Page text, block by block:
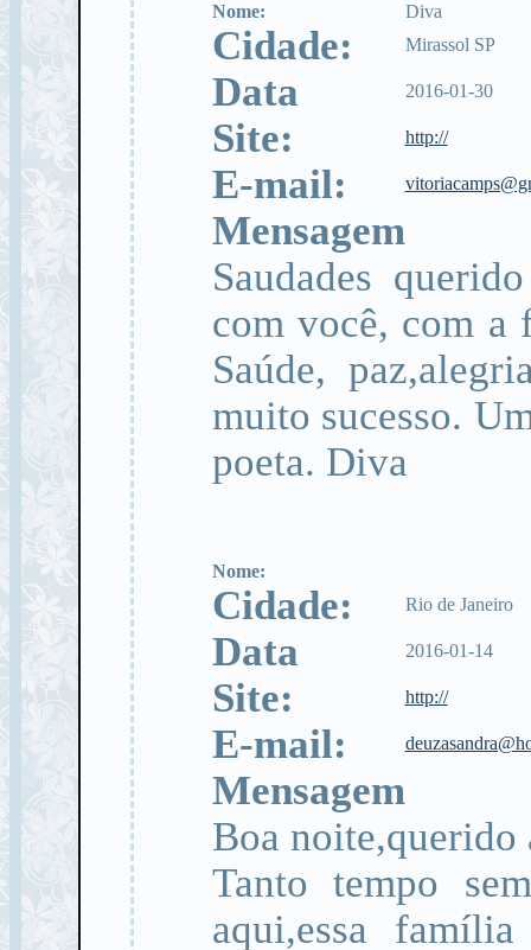
Nome: Diva
Cidade: Mirassol SP
Data 2016-01-30
Site: http://
E-mail:
Mensagem
Saudades
com você, com a
Saúde,
muito sucesso.
poeta. Diva
Nome:
Cidade: Rio de Janeiro
Data 2016-01-14
Site: http://
E-mail:
Mensagem
Boa noite,querido
Tanto tempo
aqui,essa